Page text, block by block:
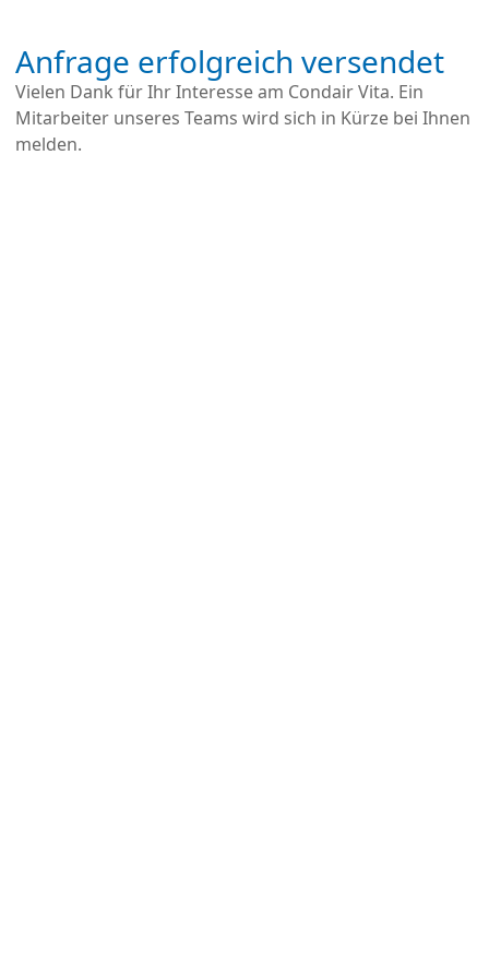
Anfrage erfolgreich versendet
Vielen Dank für Ihr Interesse am Condair Vita. Ein
Mitarbeiter unseres Teams wird sich in Kürze bei Ihnen
melden.